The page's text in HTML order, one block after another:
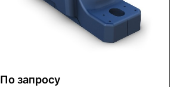
По запросу